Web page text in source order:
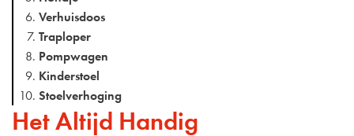
Verhuisdoos
Traploper
Pompwagen
Kinderstoel
Stoelverhoging
Het Altijd Handig